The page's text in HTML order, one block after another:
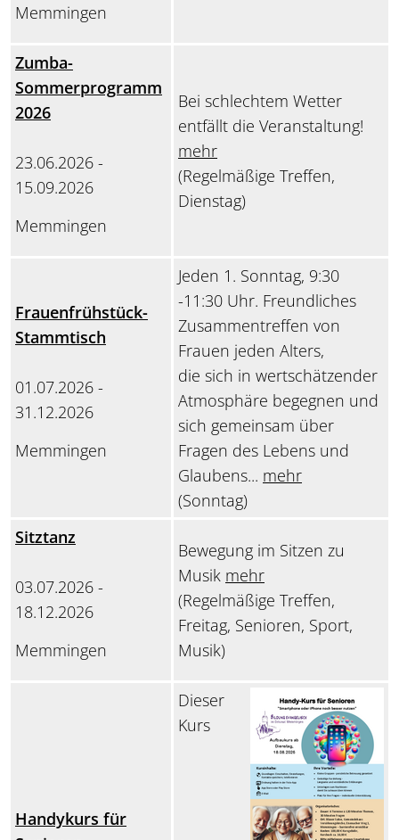
Memmingen
Zumba-
Sommerprogramm
2026
23.06.2026 -
15.09.2026
Memmingen
Bei schlechtem Wetter
entfällt die Veranstaltung!
mehr
(Regelmäßige Treffen,
Dienstag)
Frauenfrühstück-
Stammtisch
01.07.2026 -
31.12.2026
Memmingen
Jeden 1. Sonntag, 9:30
-11:30 Uhr. Freundliches
Zusammentreffen von
Frauen jeden Alters,
die sich in wertschätzender
Atmosphäre begegnen und
sich gemeinsam über
Fragen des Lebens und
Glaubens... mehr
(Sonntag)
Sitztanz
03.07.2026 -
18.12.2026
Memmingen
Bewegung im Sitzen zu
Musik mehr
(Regelmäßige Treffen,
Freitag, Senioren, Sport,
Musik)
Handykurs für
Dieser
Kurs